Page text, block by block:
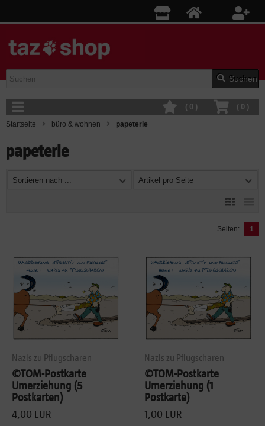
Suchen
( 0 )
( 0 )
Startseite büro & wohnen papeterie
papeterie
Sortieren nach ... Artikel pro Seite
Seiten: 1
Nazis zu Pflugscharen
©TOM-Postkarte
Umerziehung (5
Postkarten)
4,00 EUR
Nazis zu Pflugscharen
©TOM-Postkarte
Umerziehung (1
Postkarte)
1,00 EUR